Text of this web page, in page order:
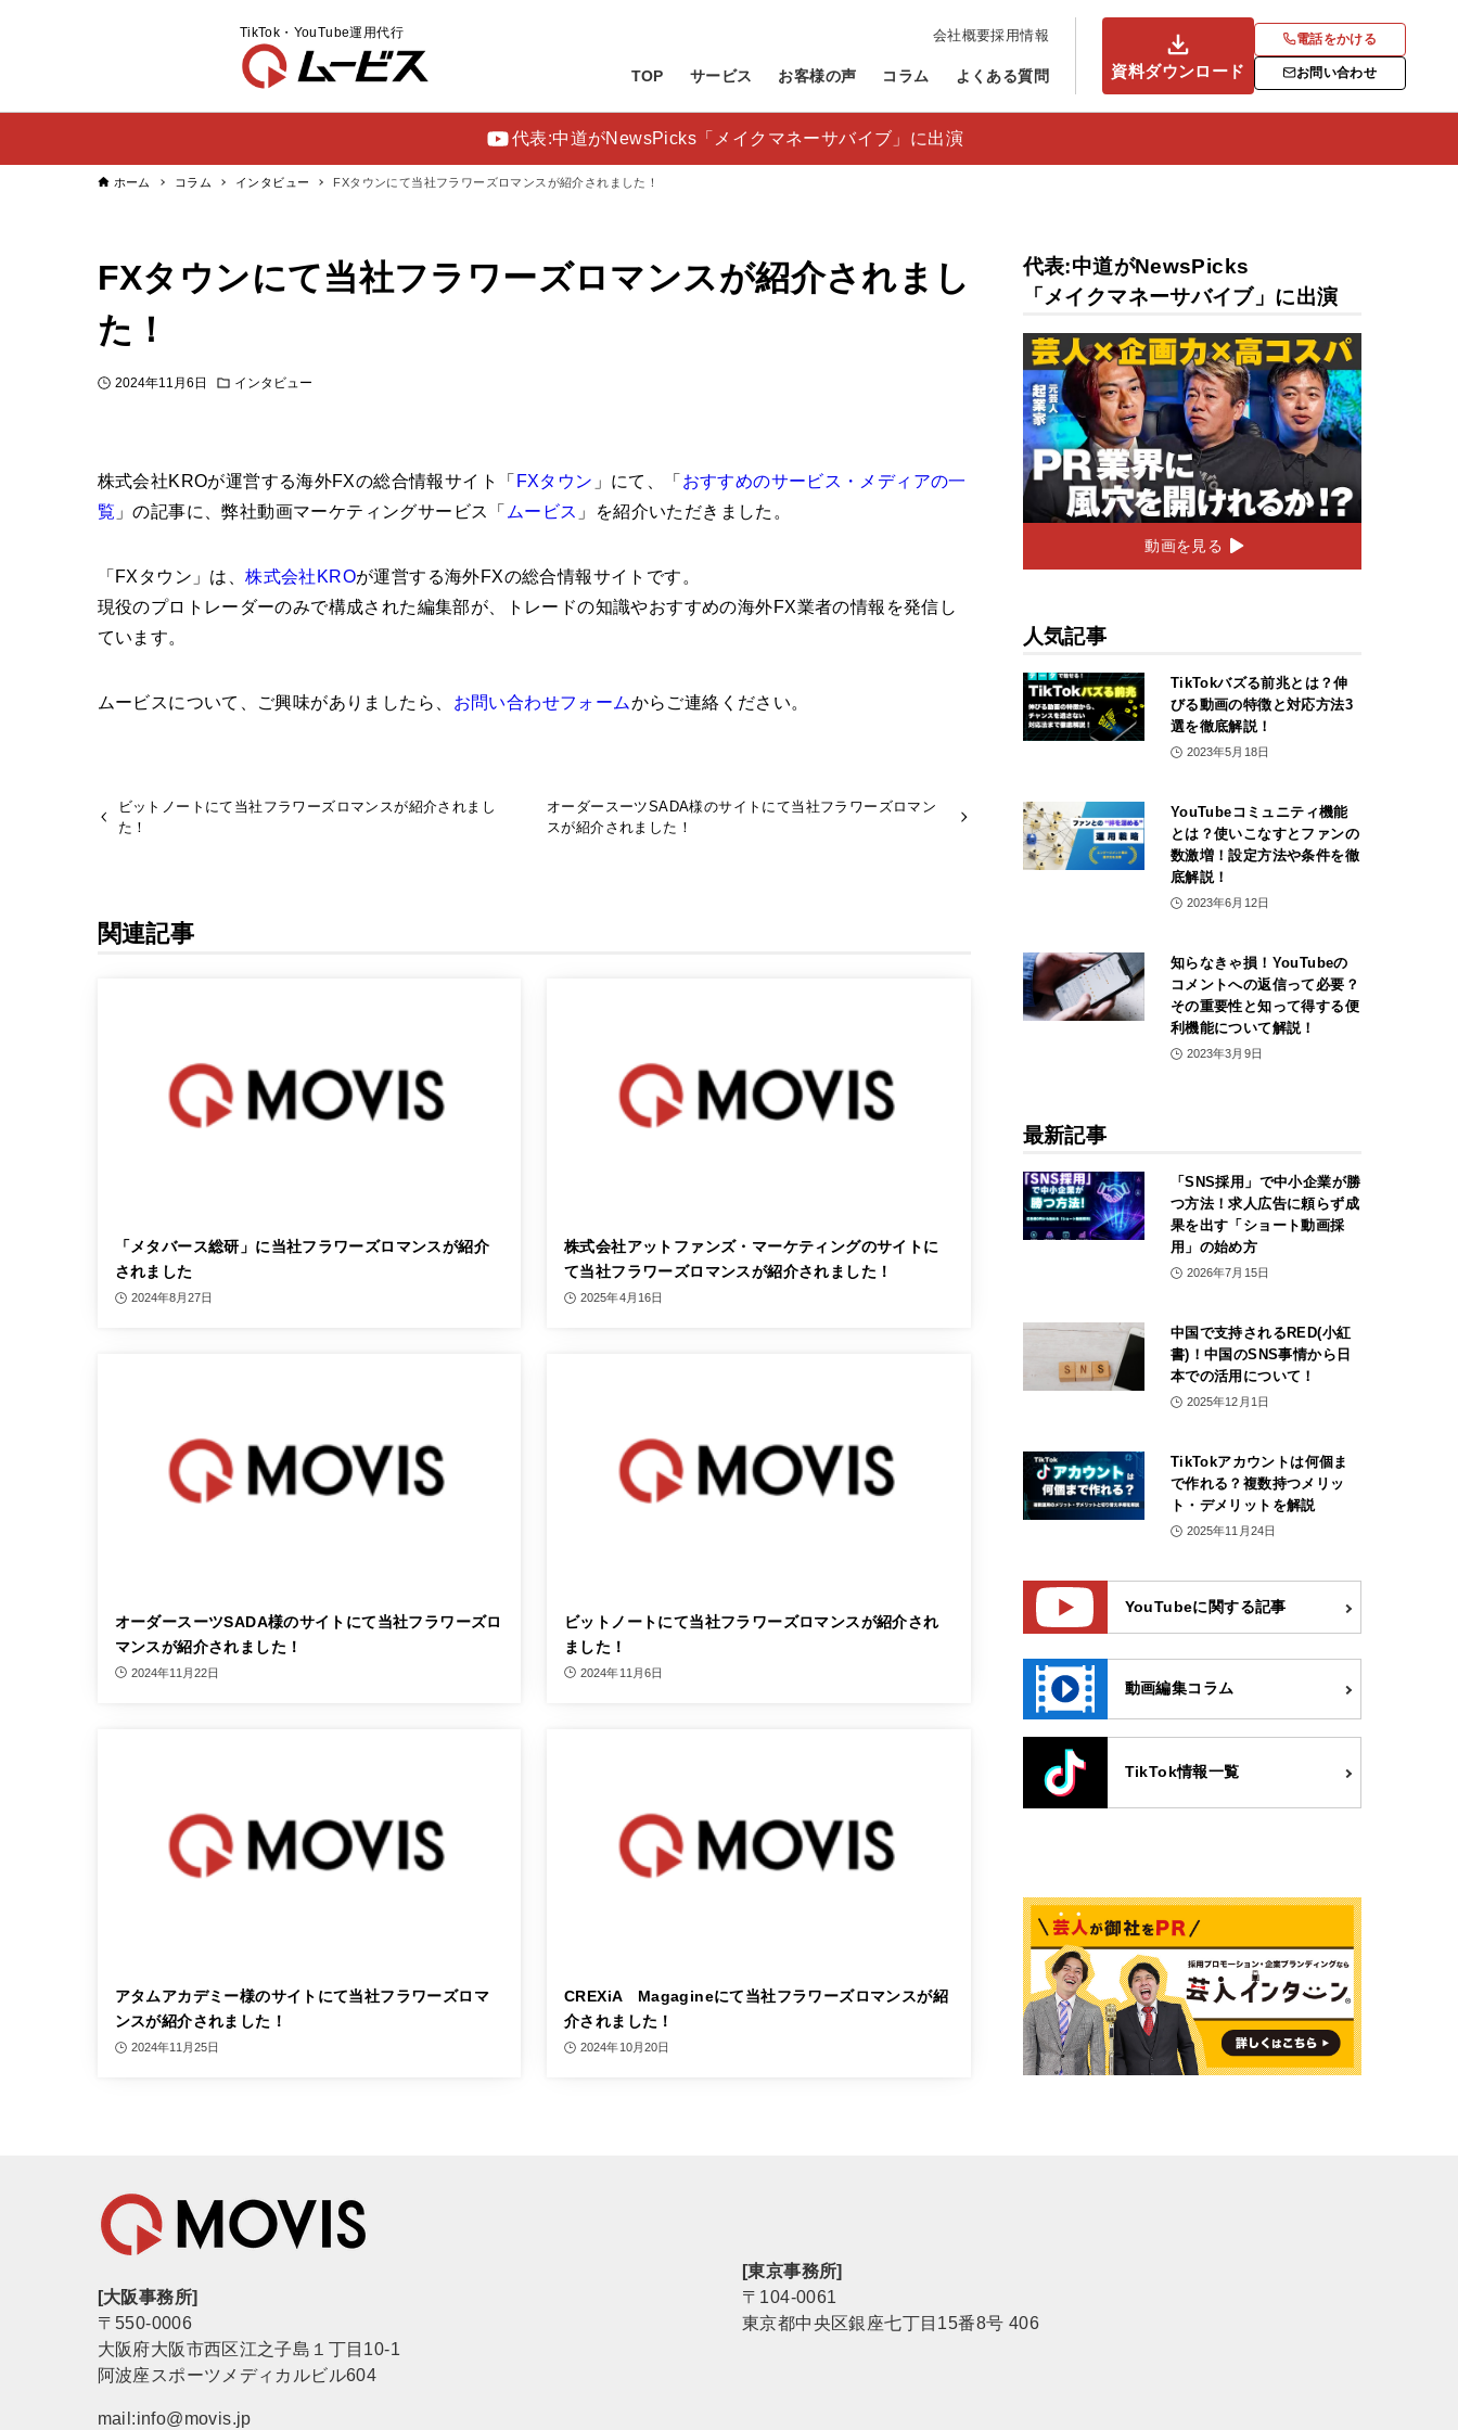
TikTok・YouTube運用代行
TOP サービス お客様の声 コラム よくある質問
会社概要採用情報
資料ダウンロード
電話をかける
お問い合わせ
代表:中道がNewsPicks「メイクマネーサバイブ」に出演
ホーム コラム インタビュー FXタウンにて当社フラワーズロマンスが紹介されました！
FXタウンにて当社フラワーズロマンスが紹介されまし
た！
2024年11月6日 インタビュー
株式会社KROが運営する海外FXの総合情報サイト「 FXタウン 」にて、「 おすすめのサービス・メディアの一
覧 」の記事に、弊社動画マーケティングサービス「 ムービス 」を紹介いただきました。
「FXタウン」は、株式会社KROが運営する海外FXの総合情報サイトです。
現役のプロトレーダーのみで構成された編集部が、トレードの知識やおすすめの海外FX業者の情報を発信し
ています。
ムービスについて、ご興味がありましたら、 お問い合わせフォームからご連絡ください。
ビットノートにて当社フラワーズロマンスが紹介されまし
た！
オーダースーツSADA様のサイトにて当社フラワーズロマン
スが紹介されました！
関連記事
「メタバース総研」に当社フラワーズロマンスが紹介
されました
2024年8月27日
株式会社アットファンズ・マーケティングのサイトに
て当社フラワーズロマンスが紹介されました！
2025年4月16日
オーダースーツSADA様のサイトにて当社フラワーズロ
マンスが紹介されました！
2024年11月22日
ビットノートにて当社フラワーズロマンスが紹介され
ました！
2024年11月6日
アタムアカデミー様のサイトにて当社フラワーズロマ
ンスが紹介されました！
2024年11月25日
CREXiA Magagineにて当社フラワーズロマンスが紹
介されました！
2024年10月20日
代表:中道がNewsPicks
「メイクマネーサバイブ」に出演
動画を見る
人気記事
TikTokバズる前兆とは？伸
びる動画の特徴と対応方法3
選を徹底解説！
2023年5月18日
YouTubeコミュニティ機能
とは？使いこなすとファンの
数激増！設定方法や条件を徹
底解説！
2023年6月12日
知らなきゃ損！YouTubeの
コメントへの返信って必要？
その重要性と知って得する便
利機能について解説！
2023年3月9日
最新記事
「SNS採用」で中小企業が勝
つ方法！求人広告に頼らず成
果を出す「ショート動画採
用」の始め方
2026年7月15日
中国で支持されるRED(小紅
書)！中国のSNS事情から日
本での活用について！
2025年12月1日
TikTokアカウントは何個ま
で作れる？複数持つメリッ
ト・デメリットを解説
2025年11月24日
YouTubeに関する記事
動画編集コラム
TikTok情報一覧
[大阪事務所]
〒550-0006
大阪府大阪市西区江之子島１丁目10-1
阿波座スポーツメディカルビル604
mail:info@movis.jp
[東京事務所]
〒104-0061
東京都中央区銀座七丁目15番8号 406